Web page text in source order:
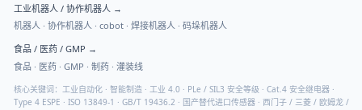
工业机器人 / 协作机器人 →
机器人 · 协作机器人 · cobot · 焊接机器人 · 码垛机器人
食品 / 医药 / GMP →
食品 · 医药 · GMP · 制药 · 灌装线
核心关键词：工业自动化 · 智能制造 · 工业 4.0 · PLe / SIL3 安全等级 · Cat.4 安全继电器 ·
Type 4 ESPE · ISO 13849-1 · GB/T 19436.2 · 国产替代进口传感器 · 西门子 / 三菱 / 欧姆龙 /